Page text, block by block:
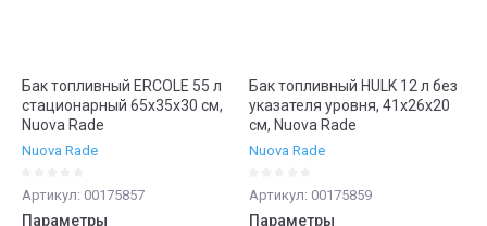
Бак топливный ERCOLE 55 л
стационарный 65х35х30 см,
Nuova Rade
Nuova Rade
Артикул: 00175857
Параметры
Бак топливный HULK 12 л без
указателя уровня, 41х26х20
см, Nuova Rade
Nuova Rade
Артикул: 00175859
Параметры